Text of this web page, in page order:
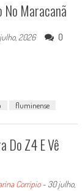
No Maracanã
2026 0
fluminense
Do Z4 E Vê
Corripio- 30 julho,